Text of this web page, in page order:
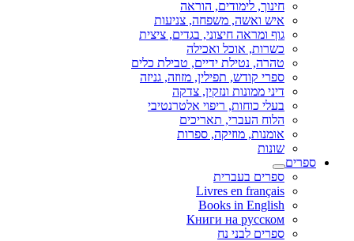
חינוך, לימודים, הוראה
איש ואשה, משפחה, צניעות
גוף ומראה חיצוני, בגדים, ציצית
כשרות, אוכל ואכילה
טהרה, נטילת ידיים, טבילת כלים
ספרי קודש, תפילין, מזוזה, גניזה
דיני ממונות ונזקין, צדקה
בעלי כוחות, ריפוי אלטרנטיבי
הלוח העברי, תאריכים
אומנות, מוזיקה, ספרות
שונות
ספרים
ספרים בעברית
Livres en français
Books in English
Книги на русском
ספרים לבני נח